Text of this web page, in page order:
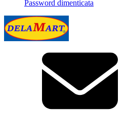
Password dimenticata